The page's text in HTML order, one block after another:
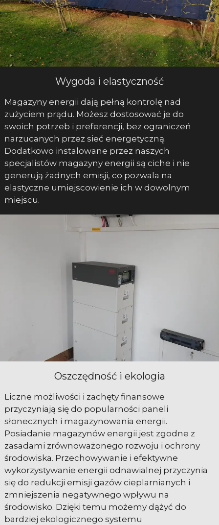
Wygoda i elastyczność
Magazyny energii dają pełną kontrolę nad
zużyciem prądu. Możesz dostosować je do
swoich potrzeb i preferencji, bez ograniczeń
narzucanych przez sieć energetyczną.
Dodatkowo instalowane przez naszych
specjalistów magazyny energii są ciche i nie
generują żadnych emisji, co pozwala na
elastyczne umiejscowienie ich w dowolnym
miejscu.
Oszczędność i ekologia
Liczne możliwości i zachęty finansowe
przyczyniają się do popularności paneli
słonecznych i magazynowania energii.
Posiadanie magazynów energii jest zgodne z
zasadami zrównoważonego rozwoju i ochrony
środowiska. Przechowywanie i efektywne
wykorzystywanie energii odnawialnej przyczynia
się do redukcji emisji gazów cieplarnianych i
zmniejszenia negatywnego wpływu na
środowisko. Dzięki temu możemy dążyć do
bardziej ekologicznego systemu